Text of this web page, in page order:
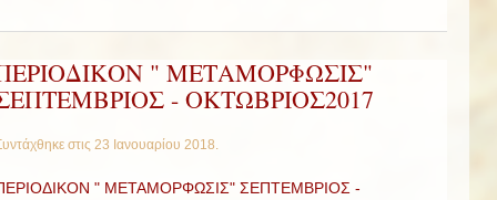
" ΜΕΤΑΜΟΡΦΩΣΙΣ"
- ΟΚΤΩΒΡΙΟΣ2017
στις 23 Ιανουαρίου 2018.
" ΜΕΤΑΜΟΡΦΩΣΙΣ" ΣΕΠΤΕΜΒΡΙΟΣ -